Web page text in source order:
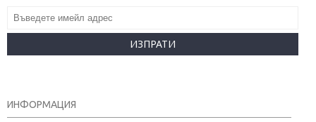
ИЗПРАТИ
ИНФОРМАЦИЯ